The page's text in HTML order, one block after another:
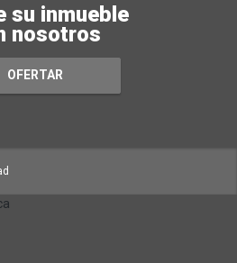
su inmueble
nosotros
OFERTAR